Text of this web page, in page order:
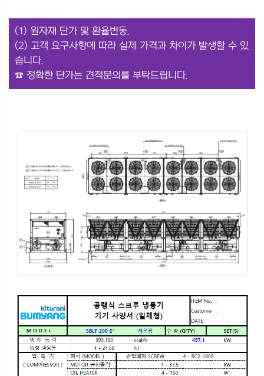
(1) 원자재 단가 및 환율변동,
(2) 고객 요구사항에 따라 실제 가격과 차이가 발생할 수 있
습니다.
☎ 정확한 단가는 견적문의를 부탁드립니다.